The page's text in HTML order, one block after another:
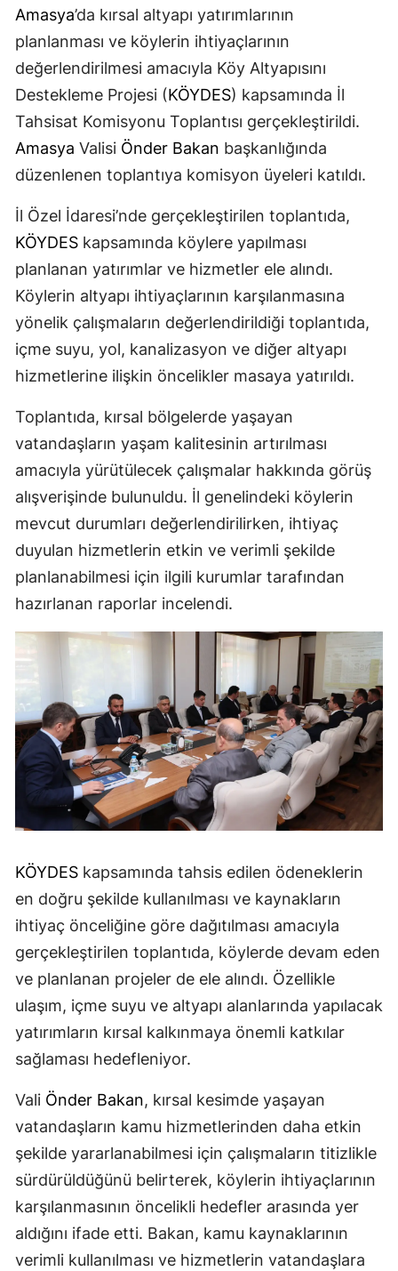
Amasya’da kırsal altyapı yatırımlarının
planlanması ve köylerin ihtiyaçlarının
değerlendirilmesi amacıyla Köy Altyapısını
Destekleme Projesi (KÖYDES) kapsamında İl
Tahsisat Komisyonu Toplantısı gerçekleştirildi.
Amasya Valisi Önder Bakan başkanlığında
düzenlenen toplantıya komisyon üyeleri katıldı.
İl Özel İdaresi’nde gerçekleştirilen toplantıda,
KÖYDES kapsamında köylere yapılması
planlanan yatırımlar ve hizmetler ele alındı.
Köylerin altyapı ihtiyaçlarının karşılanmasına
yönelik çalışmaların değerlendirildiği toplantıda,
içme suyu, yol, kanalizasyon ve diğer altyapı
hizmetlerine ilişkin öncelikler masaya yatırıldı.
Toplantıda, kırsal bölgelerde yaşayan
vatandaşların yaşam kalitesinin artırılması
amacıyla yürütülecek çalışmalar hakkında görüş
alışverişinde bulunuldu. İl genelindeki köylerin
mevcut durumları değerlendirilirken, ihtiyaç
duyulan hizmetlerin etkin ve verimli şekilde
planlanabilmesi için ilgili kurumlar tarafından
hazırlanan raporlar incelendi.
KÖYDES kapsamında tahsis edilen ödeneklerin
en doğru şekilde kullanılması ve kaynakların
ihtiyaç önceliğine göre dağıtılması amacıyla
gerçekleştirilen toplantıda, köylerde devam eden
ve planlanan projeler de ele alındı. Özellikle
ulaşım, içme suyu ve altyapı alanlarında yapılacak
yatırımların kırsal kalkınmaya önemli katkılar
sağlaması hedefleniyor.
Vali Önder Bakan, kırsal kesimde yaşayan
vatandaşların kamu hizmetlerinden daha etkin
şekilde yararlanabilmesi için çalışmaların titizlikle
sürdürüldüğünü belirterek, köylerin ihtiyaçlarının
karşılanmasının öncelikli hedefler arasında yer
aldığını ifade etti. Bakan, kamu kaynaklarının
verimli kullanılması ve hizmetlerin vatandaşlara